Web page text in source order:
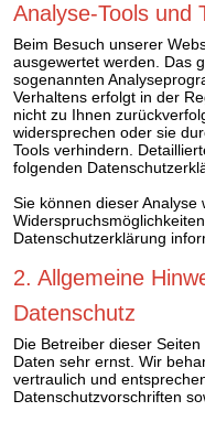
Analyse-Tools und
Beim Besuch unserer
ausgewertet werden. Das
sogenannten
Verhaltens erfolgt in der
nicht zu Ihnen
widersprechen oder sie
Tools verhindern.
folgenden
Sie können dieser
Datenschutzerklärung
2. Allgemeine
Datenschutz
Die Betreiber dieser
Daten sehr ernst. Wir
vertraulich und
Datenschutzvorschriften